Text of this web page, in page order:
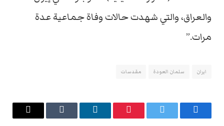
والعراق، والتي شهدت حالات وفاة جماعية عدة
مرات.”
ايران سلمان العودة مقدسات
فيسبوك تويتر بينتيريستلينكدإن Tumblr
البريد